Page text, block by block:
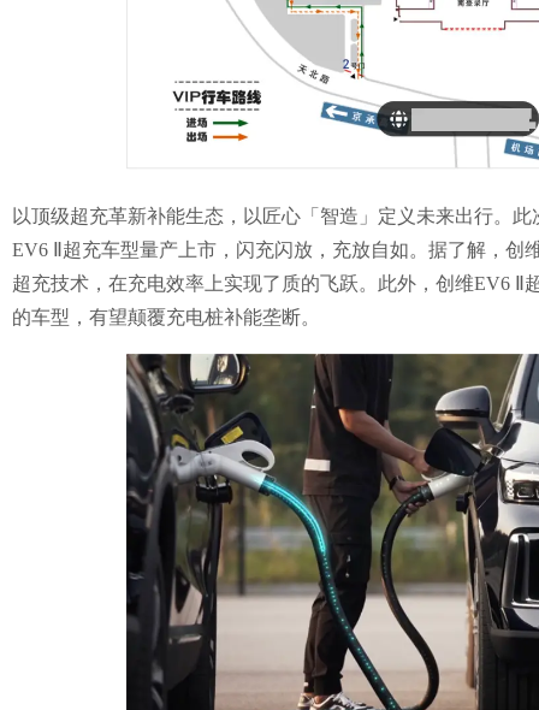
以顶级超充革新补能生态，以匠心「智造」定义未来出行。
EV6 Ⅱ超充车型量产上市，闪充闪放，充放自如。据了解，创
超充技术，在充电效率上实现了质的飞跃。此外，创维EV6 Ⅱ
的车型，有望颠覆充电桩补能垄断。